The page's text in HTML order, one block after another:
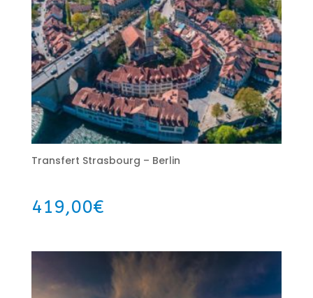
Transfert Strasbourg – Berlin
419,00€